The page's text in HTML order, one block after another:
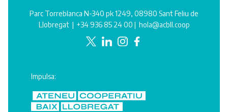
Parc Torreblanca N-340 pk 1249, 08980 Sant Feliu de
Llobregat | +34 936 85 24 00 | hola@acbll.coop
Impulsa: